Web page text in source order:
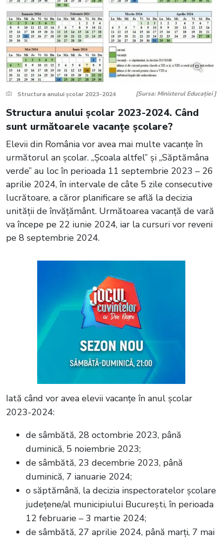
Structura anului școlar 2023-2024 [Sursa: Ministerul Educației ]
Structura anului școlar 2023-2024. Când
sunt următoarele vacanțe școlare?
Elevii din România vor avea mai multe vacanțe în
următorul an școlar. „Școala altfel” și „Săptămâna
verde” au loc în perioada 11 septembrie 2023 – 26
aprilie 2024, în intervale de câte 5 zile consecutive
lucrătoare, a căror planificare se află la decizia
unității de învățământ. Următoarea vacanță de vară
va începe pe 22 iunie 2024, iar la cursuri vor reveni
pe 8 septembrie 2024.
Iată când vor avea elevii vacanțe în anul școlar
2023-2024:
de sâmbătă, 28 octombrie 2023, până
duminică, 5 noiembrie 2023;
de sâmbătă, 23 decembrie 2023, până
duminică, 7 ianuarie 2024;
o săptămână, la decizia inspectoratelor școlare
județene/al municipiului București, în perioada
12 februarie – 3 martie 2024;
de sâmbătă, 27 aprilie 2024, până marți, 7 mai